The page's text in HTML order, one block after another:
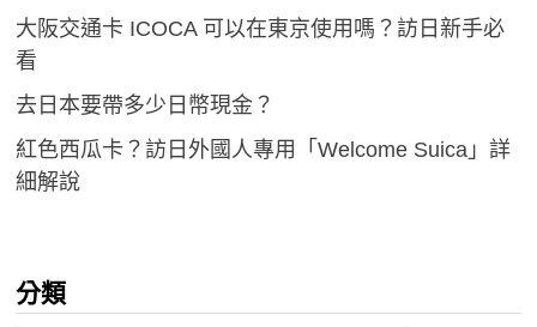
大阪交通卡 ICOCA 可以在東京使用嗎？訪日新手必
看
去日本要帶多少日幣現金？
紅色西瓜卡？訪日外國人專用「Welcome Suica」詳
細解說
分類